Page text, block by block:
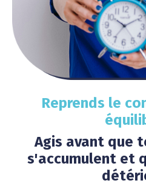
Reprends le
Agis avant que
s'accumulent et